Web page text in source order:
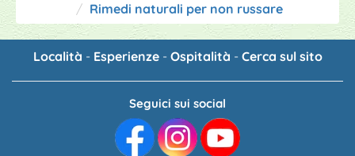
Rimedi naturali per non russare
Località - Esperienze- Ospitalità - Cerca sul sito
Seguici sui social